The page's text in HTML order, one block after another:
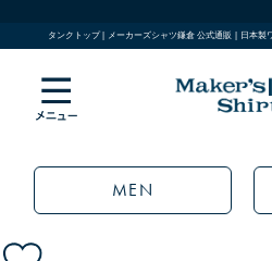
タンクトップ | メーカーズシャツ鎌倉 公式通販 | 日本製
MEN